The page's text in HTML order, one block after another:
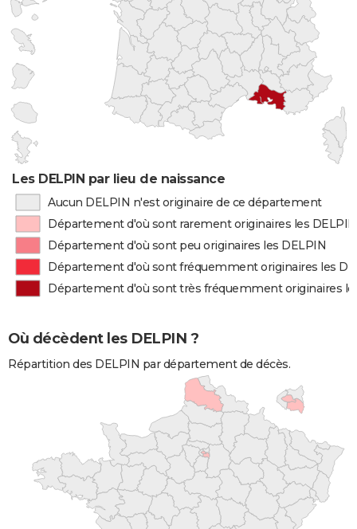
Les DELPIN par lieu de naissance
Aucun DELPIN n'est originaire de ce département
Département d'où sont rarement originaires les DELPIN
Département d'où sont peu originaires les DELPIN
Département d'où sont fréquemment originaires les
Département d'où sont très fréquemment originaires
Où décèdent les DELPIN ?
Répartition des DELPIN par département de décès.